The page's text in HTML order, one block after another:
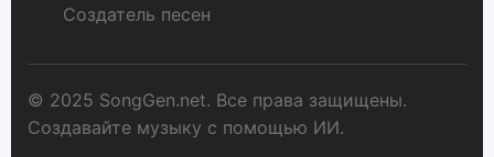
Создатель песен
© 2025 SongGen.net. Все права защищены.
Создавайте музыку с помощью ИИ.